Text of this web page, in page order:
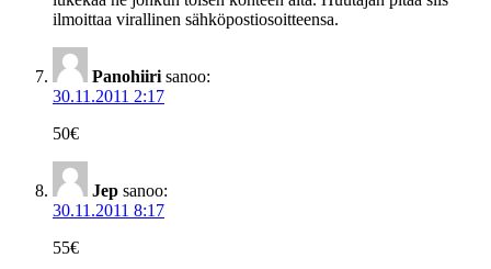
ilmoittaa virallinen sähköpostiosoitteensa.
Panohiiri sanoo:
30.11.2011 2:17
50€
Jep sanoo:
30.11.2011 8:17
55€